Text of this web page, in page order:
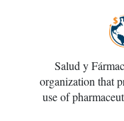
Salud y
organization that
use of